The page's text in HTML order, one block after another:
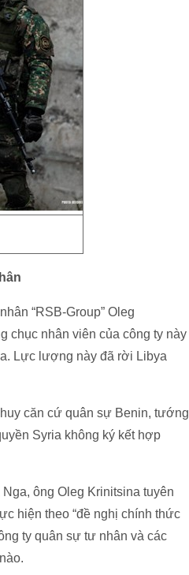
“RSB-Group” Oleg
chục nhân viên của công ty này
Lực lượng này đã rời Libya
căn cứ quân sự Benin, tướng
Syria không ký kết hợp
ông Oleg Krinitsina tuyên
hiện theo “đề nghị chính thức
ty quân sự tư nhân và các